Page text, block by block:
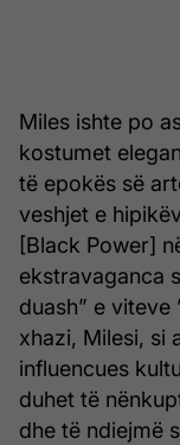
Miles ishte po
kostumet
të epokës së
veshjet e
[Black Power]
ekstravaganca
duash” e viteve
xhazi, Milesi, si
influencues
duhet të
dhe të ndiejmë